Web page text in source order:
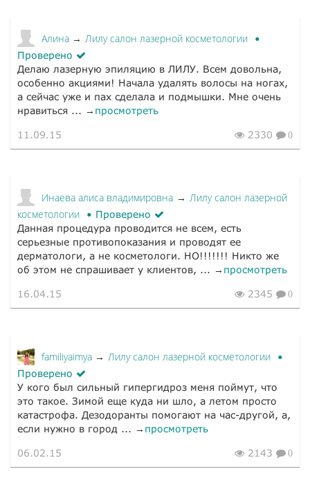
Алина → Лилу салон лазерной косметологии
Проверено
Делаю лазерную эпиляцию в ЛИЛУ. Всем довольна,
особенно акциями! Начала удалять волосы на ногах,
а сейчас уже и пах сделала и подмышки. Мне очень
нравиться ... → просмотреть
11.09.15 2330 0
Инаева алиса владимировна → Лилу салон лазерной
косметологии
Проверено
Данная процедура проводится не всем, есть
серьезные противопоказания и проводят ее
дерматологи, а не косметологи. НО!!!!!!! Никто же
об этом не спрашивает у клиентов, ... → просмотреть
16.04.15 2345 0
familiyaimya → Лилу салон лазерной косметологии
Проверено
У кого был сильный гипергидроз меня поймут, что
это такое. Зимой еще куда ни шло, а летом просто
катастрофа. Дезодоранты помогают на час-другой, а,
если нужно в город ... → просмотреть
06.02.15 2143 0